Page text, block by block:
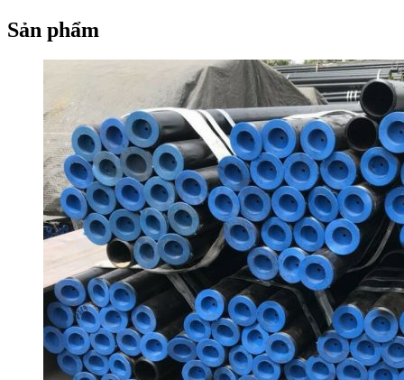
Sản phẩm